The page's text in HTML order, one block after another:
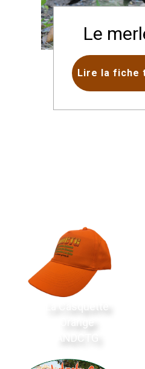
Le
Lire la fiche
ANDCTG